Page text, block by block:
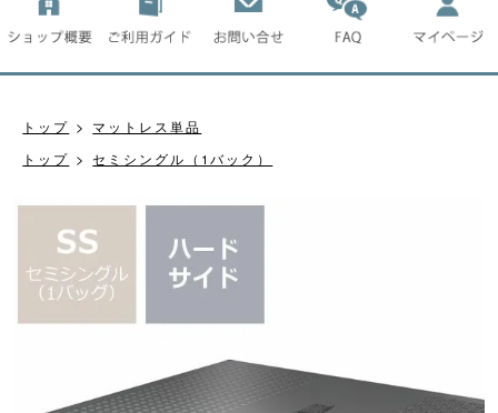
トップ
マットレス単品
トップ
セミシングル（1バック）